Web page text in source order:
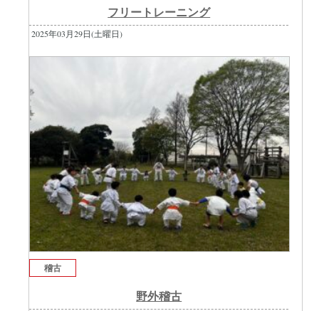
フリートレーニング
2025年03月29日(土曜日)
稽古
野外稽古